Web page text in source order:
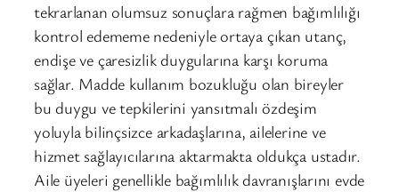
tekrarlanan olumsuz sonuçlara rağmen bağımlılığı
kontrol edememe nedeniyle ortaya çıkan utanç,
endişe ve çaresizlik duygularına karşı koruma
sağlar. Madde kullanım bozukluğu olan bireyler
bu duygu ve tepkilerini yansıtmalı özdeşim
yoluyla bilinçsizce arkadaşlarına, ailelerine ve
hizmet sağlayıcılarına aktarmakta oldukça ustadır.
Aile üyeleri genellikle bağımlılık davranışlarını evde